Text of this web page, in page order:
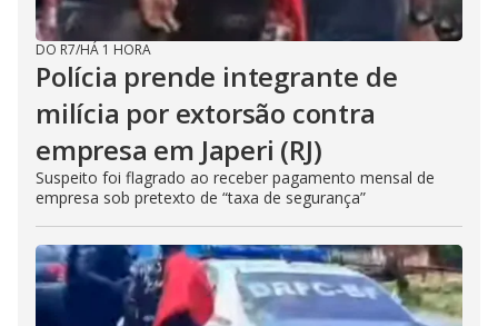
DO R7/HÁ 1 HORA
Polícia prende integrante de
milícia por extorsão contra
empresa em Japeri (RJ)
Suspeito foi flagrado ao receber pagamento mensal de
empresa sob pretexto de “taxa de segurança”